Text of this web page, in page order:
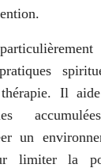
Il
un
limiter la